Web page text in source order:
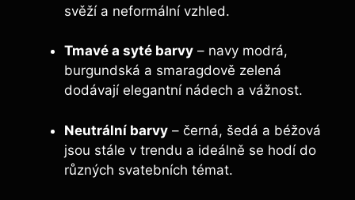
svěží a neformální vzhled.
Tmavé a syté barvy – navy modrá,
burgundská a smaragdově zelená
dodávají elegantní nádech a vážnost.
Neutrální barvy – černá, šedá a béžová
jsou stále v trendu a ideálně se hodí do
různých svatebních témat.